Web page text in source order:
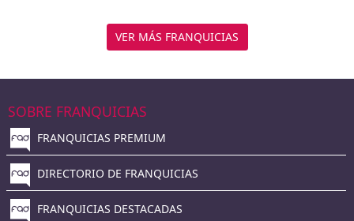
VER MÁS FRANQUICIAS
SOBRE FRANQUICIAS
FRANQUICIAS PREMIUM
DIRECTORIO DE FRANQUICIAS
FRANQUICIAS DESTACADAS